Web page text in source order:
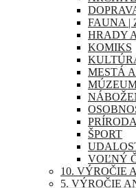
FAUNA |
HRADY
KOMIKS
MESTÁ
PRÍRODA
ŠPORT
VOĽNÝ
10. VÝROČIE
5. VÝROČIE